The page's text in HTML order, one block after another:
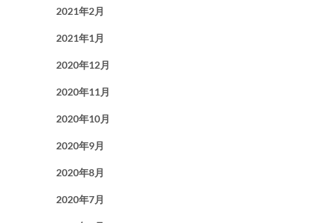
2021年2月
2021年1月
2020年12月
2020年11月
2020年10月
2020年9月
2020年8月
2020年7月